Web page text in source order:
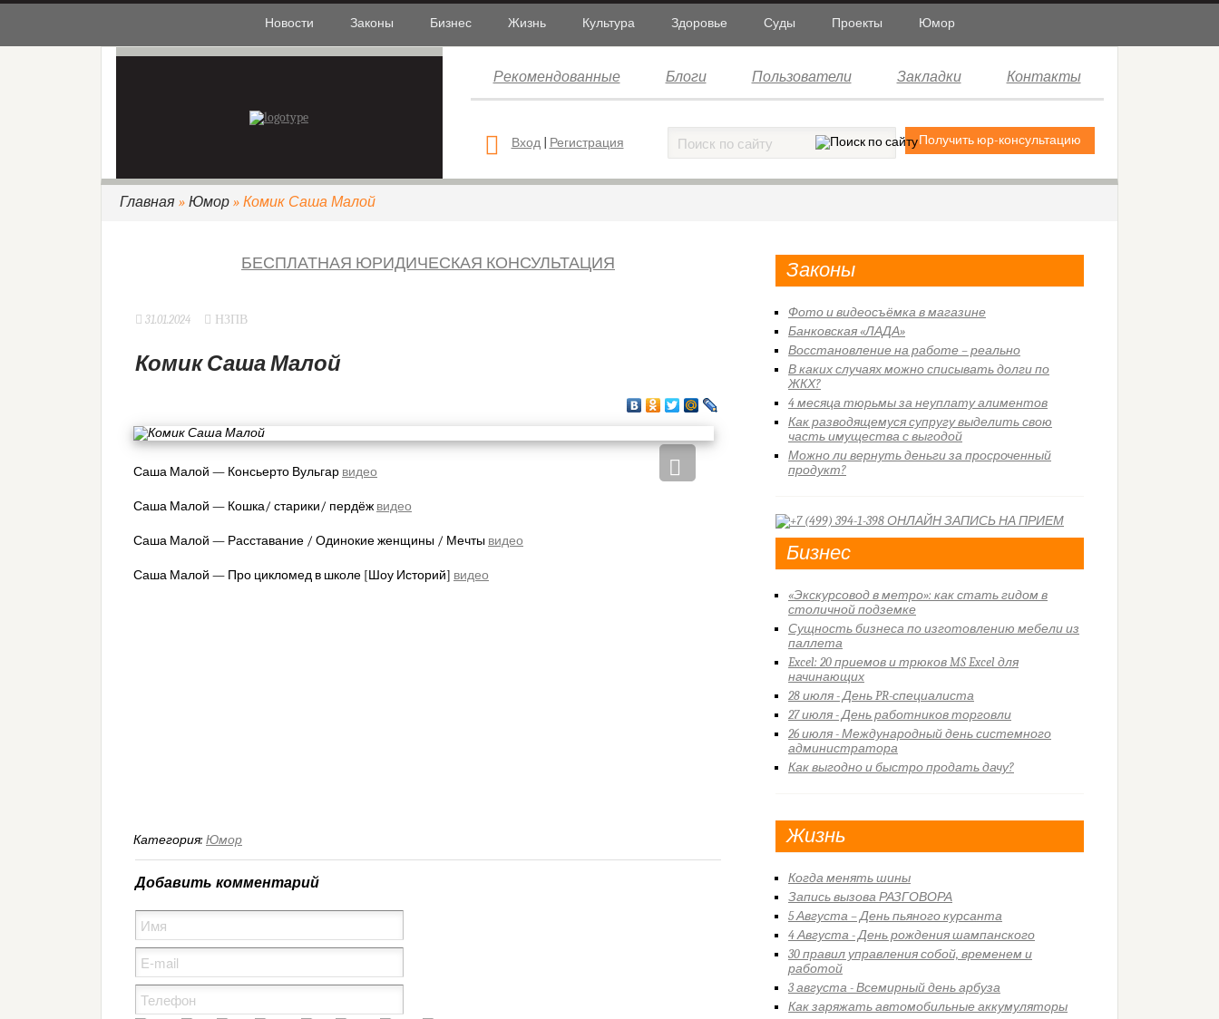
Новости Законы Бизнес Жизнь Культура Здоровье Суды Проекты Юмор
Рекомендованные Блоги Пользователи Закладки Контакты
Вход| Регистрация Получить юр-консультацию
Главная » Юмор » Комик Саша Малой
БЕСПЛАТНАЯ ЮРИДИЧЕСКАЯ КОНСУЛЬТАЦИЯ
31.01.2024 НЗПВ
Комик Саша Малой
Саша Малой — Консьерто Вульгар видео
Саша Малой — Кошка/ старики/ пердёж видео
Саша Малой — Расставание / Одинокие женщины / Мечты видео
Саша Малой — Про цикломед в школе [Шоу Историй] видео
Категория: Юмор
Добавить комментарий
Законы
Фото и видеосъёмка в магазине
Банковская «ЛАДА»
Восстановление на работе – реально
В каких случаях можно списывать долги по
ЖКХ?
4 месяца тюрьмы за неуплату алиментов
Как разводящемуся супругу выделить свою
часть имущества с выгодой
Можно ли вернуть деньги за просроченный
продукт?
Бизнес
«Экскурсовод в метро»: как стать гидом в
столичной подземке
Сущность бизнеса по изготовлению мебели из
паллета
Excel: 20 приемов и трюков MS Excel для
начинающих
28 июля - День PR-специалиста
27 июля - День работников торговли
26 июля - Международный день системного
администратора
Как выгодно и быстро продать дачу?
Жизнь
Когда менять шины
Запись вызова РАЗГОВОРА
5 Августа – День пьяного курсанта
4 Августа - День рождения шампанского
30 правил управления собой, временем и
работой
3 августа - Всемирный день арбуза
Как заряжать автомобильные аккумуляторы